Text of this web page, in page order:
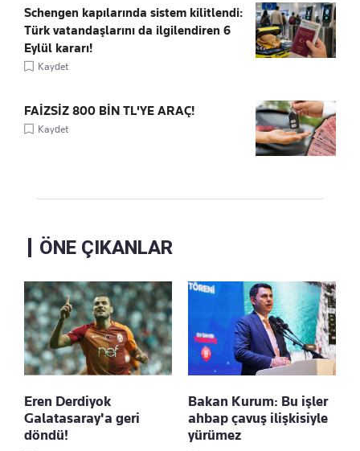
Schengen kapılarında sistem kilitlendi:
Türk vatandaşlarını da ilgilendiren 6
Eylül kararı!
Kaydet
FAİZSİZ 800 BİN TL'YE ARAÇ!
Kaydet
ÖNE ÇIKANLAR
Eren Derdiyok
Galatasaray'a geri
döndü!
Bakan Kurum: Bu işler
ahbap çavuş ilişkisiyle
yürümez